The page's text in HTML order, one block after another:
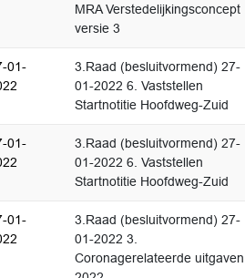
MRA Verstedelijkingsconcept
versie 3
01-
3.Raad (besluitvormend) 27-
01-2022 6. Vaststellen
Startnotitie Hoofdweg-Zuid
01-
3.Raad (besluitvormend) 27-
01-2022 6. Vaststellen
Startnotitie Hoofdweg-Zuid
01-
3.Raad (besluitvormend) 27-
01-2022 3.
Coronagerelateerde uitgaven